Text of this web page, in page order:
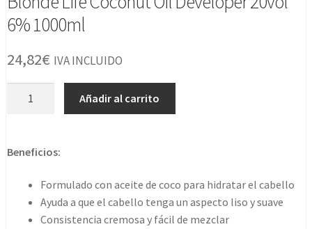
6% 1000ml
24,82€ IVA INCLUIDO
Developer
Añadir al carrito
Beneficios:
Formulado con aceite de coco para hidratar el cabello
Ayuda a que el cabello tenga un aspecto liso y suave
Consistencia cremosa y fácil de mezclar